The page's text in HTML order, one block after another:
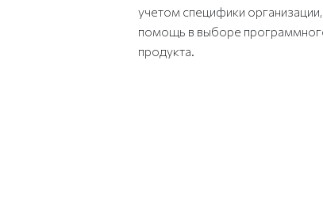
учетом специфики организации,
помощь в выборе
продукта.